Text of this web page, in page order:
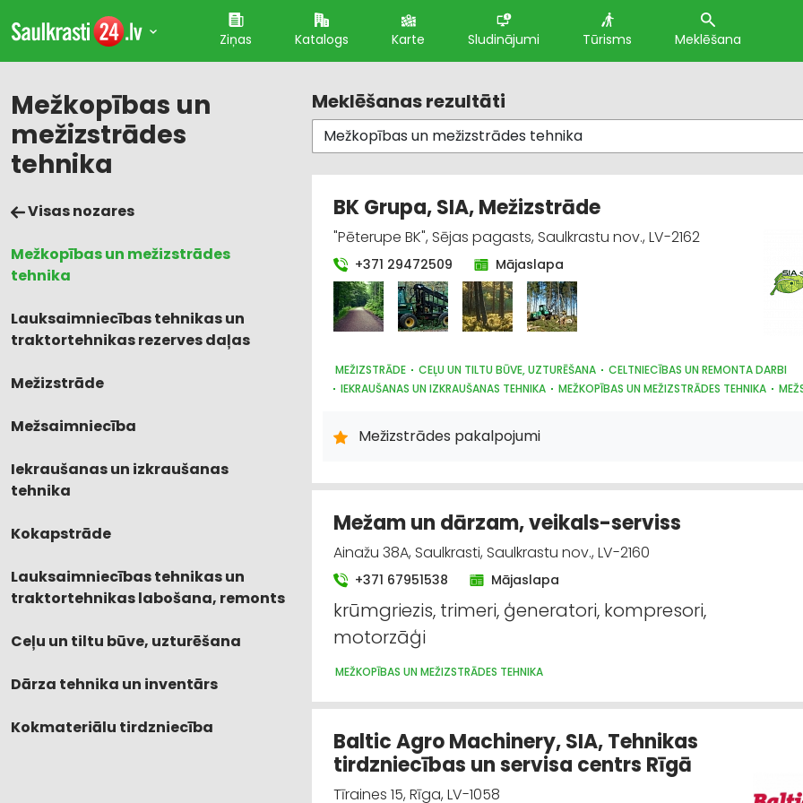
Ziņas Katalogs Karte Sludinājumi Tūrisms Meklēšana
Mežkopības un
mežizstrādes
tehnika
Visas nozares
Mežkopības un mežizstrādes
tehnika
Lauksaimniecības tehnikas un
traktortehnikas rezerves daļas
Mežizstrāde
Mežsaimniecība
Iekraušanas un izkraušanas
tehnika
Kokapstrāde
Lauksaimniecības tehnikas un
traktortehnikas labošana, remonts
Ceļu un tiltu būve, uzturēšana
Dārza tehnika un inventārs
Kokmateriālu tirdzniecība
Meklēšanas rezultāti
BK Grupa, SIA, Mežizstrāde
"Pēterupe BK", Sējas pagasts, Saulkrastu nov., LV-2162
+371 29472509 Mājaslapa
MEŽIZSTRĀDE CEĻU UN TILTU BŪVE, UZTURĒŠANA
CELTNIECĪBAS UN REMONTA DARBI
IEKRAUŠANAS UN IZKRAUŠANAS TEHNIKA
MEŽKOPĪBAS UN MEŽIZSTRĀDES TEHNIKA
Mežizstrādes pakalpojumi
Mežam un dārzam, veikals-serviss
Ainažu 38A, Saulkrasti, Saulkrastu nov., LV-2160
+371 67951538 Mājaslapa
krūmgriezis, trimeri, ģeneratori, kompresori,
motorzāģi
MEŽKOPĪBAS UN MEŽIZSTRĀDES TEHNIKA
Baltic Agro Machinery, SIA, Tehnikas
tirdzniecības un servisa centrs Rīgā
Tīraines 15, Rīga, LV-1058